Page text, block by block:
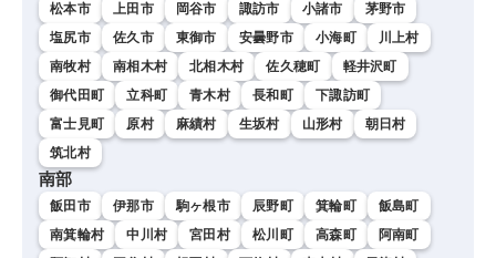
松本市 上田市 岡谷市 諏訪市 小諸市
茅野市
塩尻市
佐久市 東御市 安曇野市 小海町
川上村
南牧村
南相木村 北相木村 佐久穂町
軽井沢町
御代田町
立科町 青木村 長和町
下諏訪町
富士見町
原村 麻績村 生坂村 山形村
朝日村
筑北村
南部
飯田市 伊那市 駒ヶ根市 辰野町 箕輪町
飯島町
南箕輪村
中川村 宮田村 松川町 高森町
阿南町